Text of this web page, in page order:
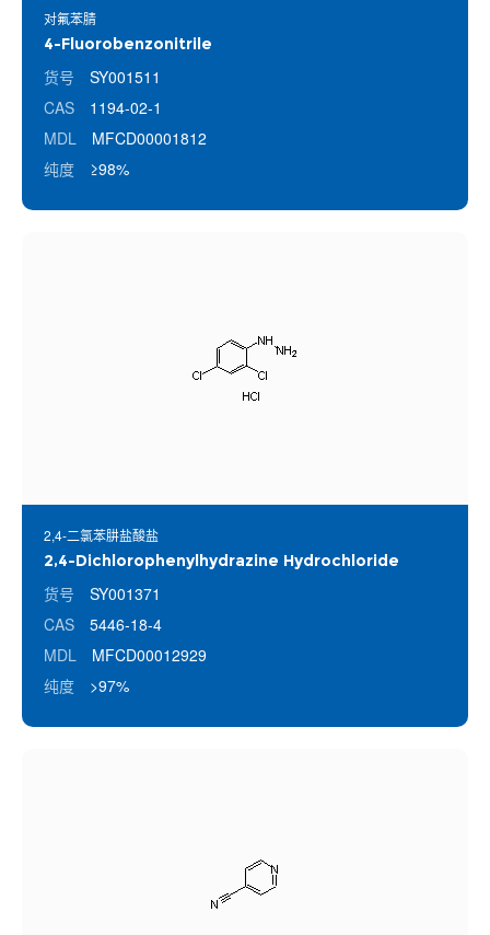
对氟苯腈
4-Fluorobenzonitrile
货号
SY001511
CAS
1194-02-1
MDL
MFCD00001812
纯度
≥98%
2,4-二氯苯肼盐酸盐
2,4-Dichlorophenylhydrazine Hydrochloride
货号
SY001371
CAS
5446-18-4
MDL
MFCD00012929
纯度
>97%